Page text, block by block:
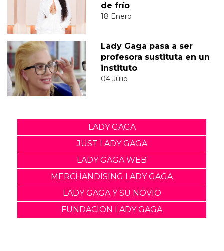
de frío
18 Enero
Lady Gaga pasa a ser
profesora sustituta en un
instituto
04 Julio
LADY GAGA
JUST LADY GAGA
LADY GAGA WEB
MERCHANDISING LADY GAGA
LADY GAGA Y SU NOVIO
FUNDACION LADY GAGA